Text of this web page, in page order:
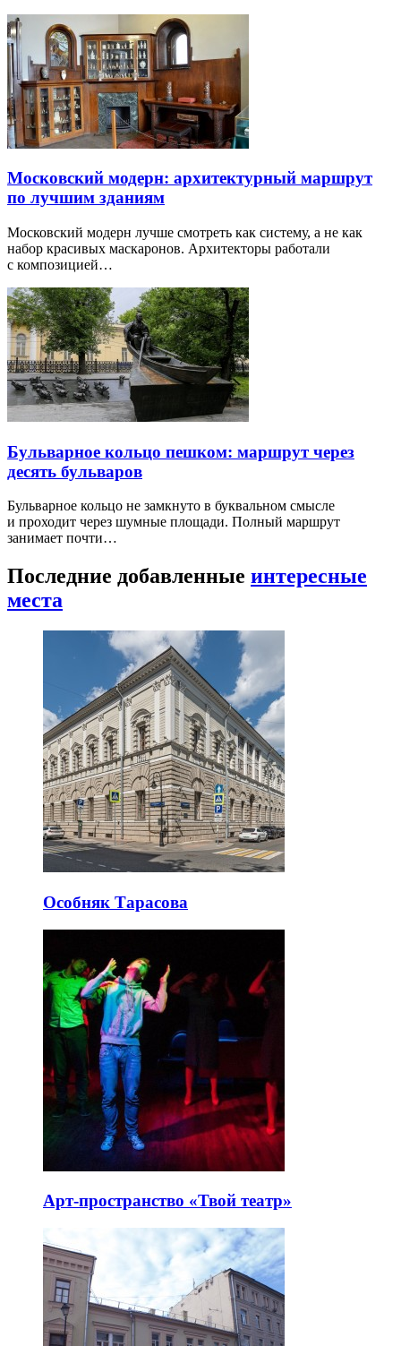
Московский модерн: архитектурный маршрут
по лучшим зданиям
Московский модерн лучше смотреть как систему, а не как
набор красивых маскаронов. Архитекторы работали
с композицией…
Бульварное кольцо пешком: маршрут через
десять бульваров
Бульварное кольцо не замкнуто в буквальном смысле
и проходит через шумные площади. Полный маршрут
занимает почти…
Последние добавленные интересные
места
Особняк Тарасова
Арт-пространство «Твой театр»